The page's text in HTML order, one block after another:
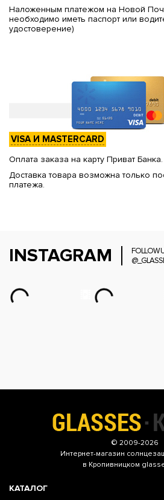
Наложенным платежом на Новой
необходимо иметь паспорт или
удостоверение)
VISA И MASTERCARD
Оплата заказа на карту Приват Банка.
Доставка товара возможна только
платежа.
INSTAGRAM
FOLLOW
© 2009-2026
Интернет-магазин
в Кропивницком
КАТАЛОГ